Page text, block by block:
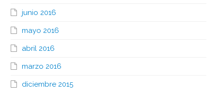
junio 2016
mayo 2016
abril 2016
marzo 2016
diciembre 2015